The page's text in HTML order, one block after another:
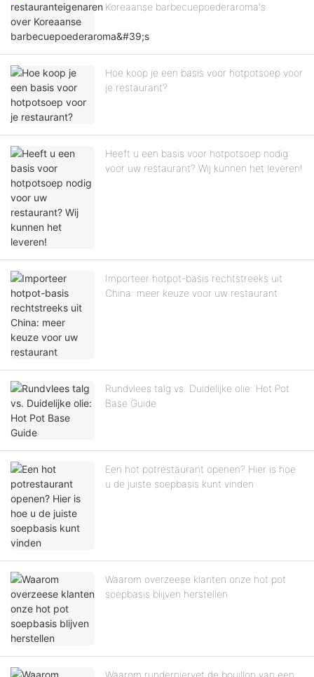
Koreaanse barbecuepoederaroma's
Hoe koop je een basis voor hotpotsoep voor
je restaurant?
Heeft u een basis voor hotpotsoep nodig
voor uw restaurant? Wij kunnen het leveren!
Importeer hotpot-basis rechtstreeks uit
China: meer keuze voor uw restaurant
Rundvlees talg vs. Duidelijke olie: Hot Pot
Base Guide
Een hot potrestaurant openen? Hier is hoe
u de juiste soepbasis kunt vinden
Waarom overzeese klanten onze hot pot
soepbasis blijven herstellen
Waarom runderniervet de bouillon van een